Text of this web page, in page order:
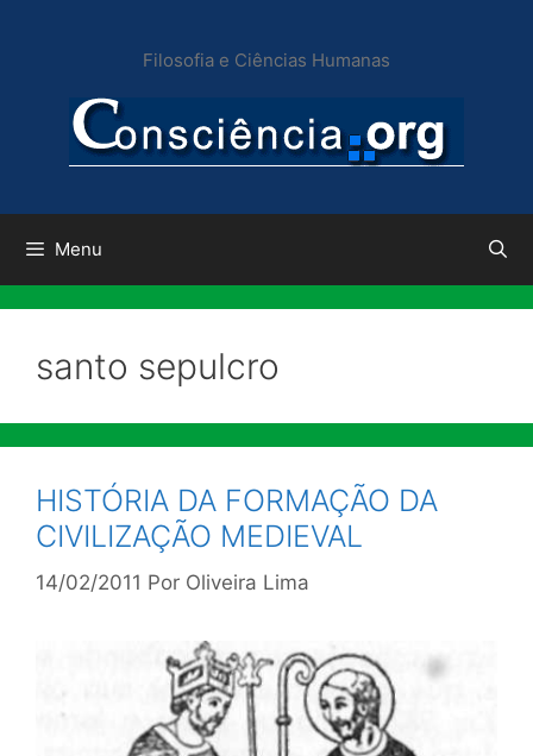
conteúdo
Filosofia e Ciências Humanas
Menu
santo sepulcro
HISTÓRIA DA FORMAÇÃO DA
CIVILIZAÇÃO MEDIEVAL
14/02/2011 Por Oliveira Lima